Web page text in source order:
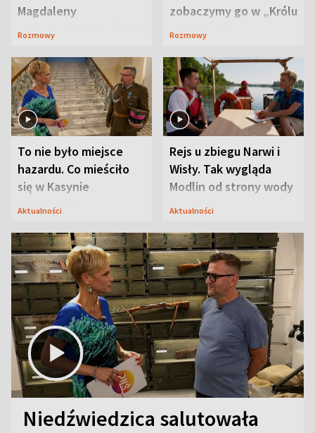
Magdaleny
Waligórskiej-Lisieckiej.
Rozmowy
zobaczymy go w „Królu
Maciusiu I”
Rozmowy
To nie było miejsce
hazardu. Co mieściło
się w Kasynie
Oficerskim?
Aktualności
Rejs u zbiegu Narwi i
Wisły. Tak wygląda
Modlin od strony wody
Aktualności
Niedźwiedzica salutowała